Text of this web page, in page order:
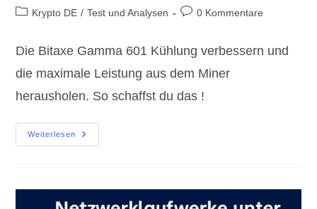
Autor:
veröffentlicht:
Beitrags-
Krypto DE / Test und Analysen
Beitrags-
0 Kommentare
Die Bitaxe Gamma 601 Kühlung verbessern und
die maximale Leistung aus dem Miner
herausholen. So schaffst du das !
Weiterlesen
Bitaxe
Gamma